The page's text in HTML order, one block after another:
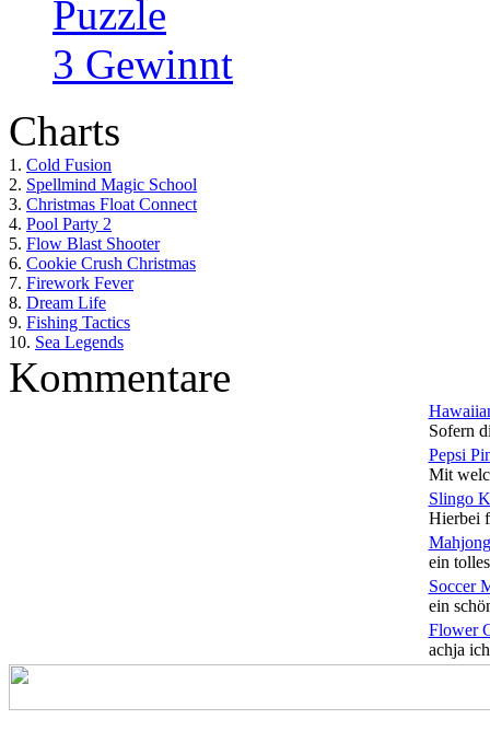
Puzzle
3 Gewinnt
Charts
1. Cold Fusion
2. Spellmind Magic School
3. Christmas Float Connect
4. Pool Party 2
5. Flow Blast Shooter
6. Cookie Crush Christmas
7. Firework Fever
8. Dream Life
9. Fishing Tactics
10. Sea Legends
Kommentare
Sofern
Pepsi
Mit
Slingo
Hierbei
ein
Soccer
ein
Flower
achja